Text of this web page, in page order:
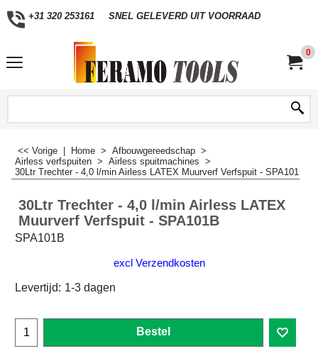
+31 320 253161 SNEL GELEVERD UIT VOORRAAD
0
<< Vorige Home > Afbouwgereedschap >
Airless verfspuiten > Airless spuitmachines >
30Ltr Trechter - 4,0 l/min Airless LATEX Muurverf Verfspuit - SPA101B
30Ltr Trechter - 4,0 l/min Airless LATEX
Muurverf Verfspuit - SPA101B
SPA101B
excl Verzendkosten
Levertijd: 1-3 dagen
Bestel